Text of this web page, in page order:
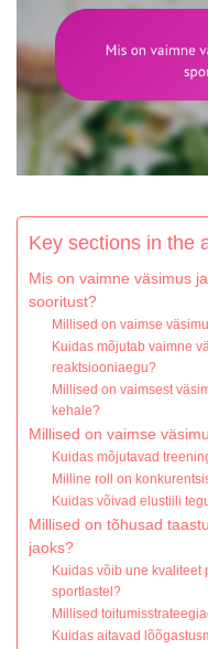
Key sections in the
Mis on vaimne väsimus
sooritust?
Millised on vaimse
Kuidas mõjutab vaimne
reaktsiooniaegu?
Millised on vaimsest
kehale?
Millised on vaimse
Kuidas mõjutavad
Milline roll on
Kuidas võivad elustiili
Millised on tõhusad
jaoks?
Kuidas võib une kvaliteet
sportlastel?
Millised
Kuidas aitavad